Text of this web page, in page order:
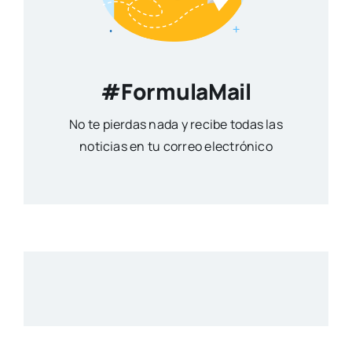
#FormulaMail
No te pierdas nada y recibe todas las
noticias en tu correo electrónico